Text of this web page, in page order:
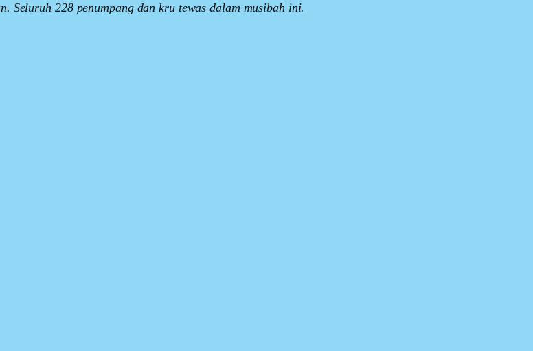
Seluruh 228 penumpang dan kru tewas dalam musibah ini.